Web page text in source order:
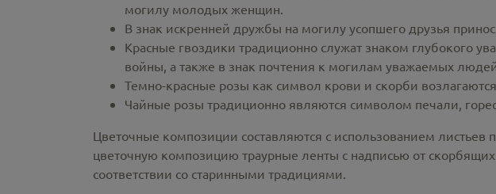
могилу молодых женщин.
В знак искренней дружбы на могилу усопшего друзья
Красные гвоздики традиционно служат знаком глубокого
войны, а также в знак почтения к могилам уважаемых
Темно-красные розы как символ крови и скорби
Чайные розы традиционно являются символом печали,
Цветочные композиции составляются с использованием
цветочную композицию траурные ленты с надписью от
соответствии со старинными традициями.